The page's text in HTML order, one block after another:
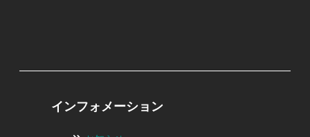
インフォメーション